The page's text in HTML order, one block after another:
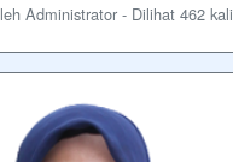
Administrator - Dilihat 462 kali